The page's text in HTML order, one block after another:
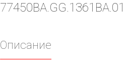
77450BA.GG.1361BA.01
Описание